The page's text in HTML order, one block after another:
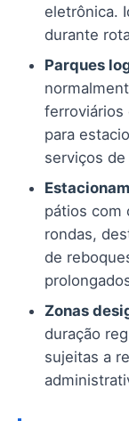
eletrônica.
durante
Parques
ferroviários
para
serviços
pátios com
rondas,
de
Zonas
duração
sujeitas a